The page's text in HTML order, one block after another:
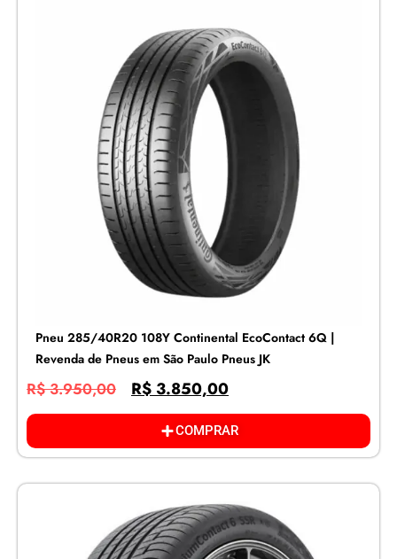
Pneu 285/40R20 108Y Continental EcoContact 6Q |
Revenda de Pneus em São Paulo Pneus JK
R$3.950,00 R$ 3.850,00
COMPRAR